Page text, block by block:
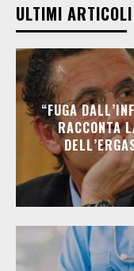
ULTIMI ARTICOLI
“FUGA
RACCONTA